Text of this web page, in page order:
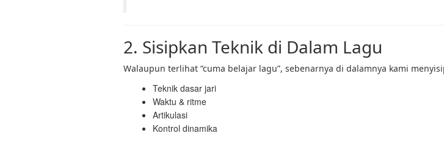
2. Sisipkan Teknik di Dalam Lagu
Walaupun terlihat “cuma belajar lagu”, sebenarnya di dalamnya kami
Teknik dasar jari
Waktu & ritme
Artikulasi
Kontrol dinamika